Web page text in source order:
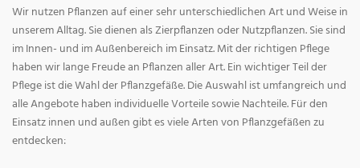
Wir nutzen Pflanzen auf einer sehr unterschiedlichen Art und Weise in
unserem Alltag. Sie dienen als Zierpflanzen oder Nutzpflanzen. Sie sind
im Innen- und im Außenbereich im Einsatz. Mit der richtigen Pflege
haben wir lange Freude an Pflanzen aller Art. Ein wichtiger Teil der
Pflege ist die Wahl der Pflanzgefäße. Die Auswahl ist umfangreich und
alle Angebote haben individuelle Vorteile sowie Nachteile. Für den
Einsatz innen und außen gibt es viele Arten von Pflanzgefäßen zu
entdecken: